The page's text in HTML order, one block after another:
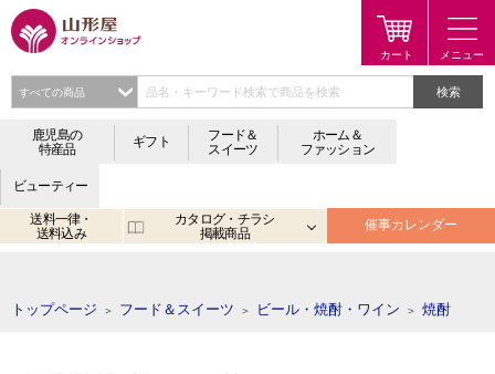
検索
鹿児島の
特産品
ギフト
フード＆
スイーツ
ホーム＆
ファッション
ビューティー
送料一律・
送料込み
カタログ・チラシ
掲載商品
催事カレンダー
トップページ ＞ フード＆スイーツ ＞ ビール・焼酎・ワイン ＞ 焼酎